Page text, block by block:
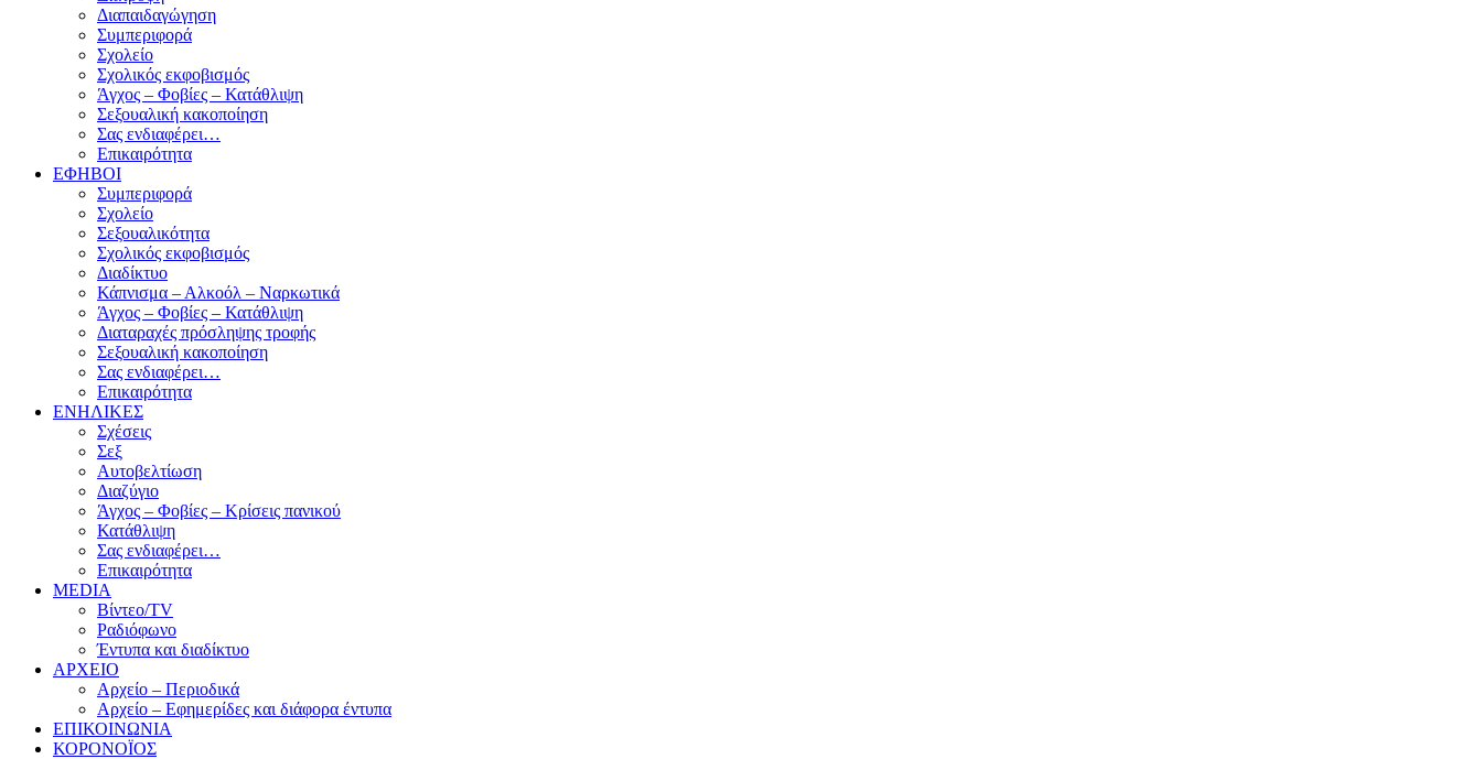
Διαπαιδαγώγηση
Συμπεριφορά
Σχολείο
Σχολικός εκφοβισμός
Άγχος – Φοβίες – Κατάθλιψη
Σεξουαλική κακοποίηση
Σας ενδιαφέρει…
Επικαιρότητα
ΕΦΗΒΟΙ
Συμπεριφορά
Σχολείο
Σεξουαλικότητα
Σχολικός εκφοβισμός
Διαδίκτυο
Κάπνισμα – Αλκοόλ – Ναρκωτικά
Άγχος – Φοβίες – Κατάθλιψη
Διαταραχές πρόσληψης τροφής
Σεξουαλική κακοποίηση
Σας ενδιαφέρει…
Επικαιρότητα
ΕΝΗΛΙΚΕΣ
Σχέσεις
Σεξ
Αυτοβελτίωση
Διαζύγιο
Άγχος – Φοβίες – Κρίσεις πανικού
Κατάθλιψη
Σας ενδιαφέρει…
Επικαιρότητα
MEDIA
Βίντεο/TV
Ραδιόφωνο
Έντυπα και διαδίκτυο
ΑΡΧΕΙΟ
Αρχείο – Περιοδικά
Αρχείο – Εφημερίδες και διάφορα έντυπα
ΕΠΙΚΟΙΝΩΝΙΑ
ΚΟΡΟΝΟΪΟΣ